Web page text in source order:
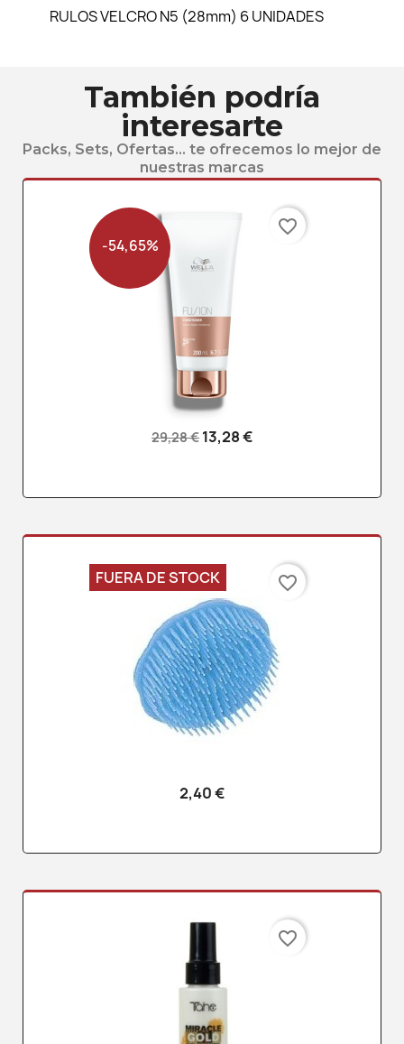
RULOS VELCRO N5 (28mm) 6 UNIDADES
También podría
interesarte
Packs, Sets, Ofertas... te ofrecemos lo mejor de
nuestras marcas
29,28 € 13,28 €
-54,65%
favorite_border
2,40 €
FUERA DE STOCK favorite_border
favorite_border